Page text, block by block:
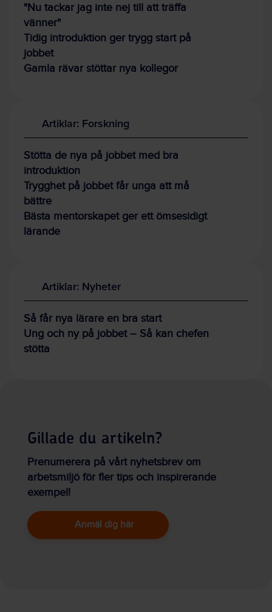
"Nu tackar jag inte nej till att träffa
vänner"
Tidig introduktion ger trygg start på
jobbet
Gamla rävar stöttar nya kollegor
Artiklar: Forskning
Stötta de nya på jobbet med bra
introduktion
Trygghet på jobbet får unga att må
bättre
Bästa mentorskapet ger ett ömsesidigt
lärande
Artiklar: Nyheter
Så får nya lärare en bra start
Ung och ny på jobbet – Så kan chefen
stötta
Gillade du artikeln?
Prenumerera på vårt nyhetsbrev om
arbetsmiljö för fler tips och inspirerande
exempel!
Anmäl dig här